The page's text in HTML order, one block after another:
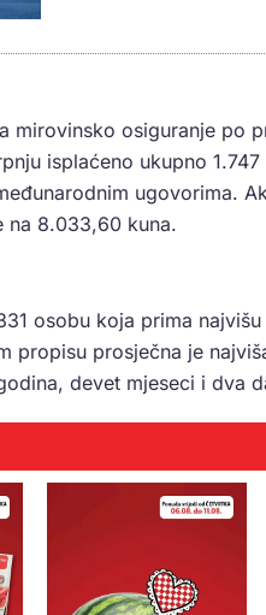
mirovinsko osiguranje po
isplaćeno ukupno
ugovorima.
na 8.033,60 kuna.
osobu koja prima
propisu prosječna je
devet mjeseci i dva